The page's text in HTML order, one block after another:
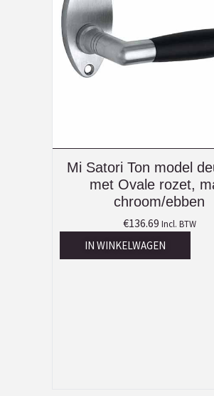
Mi Satori Ton model
met Ovale rozet,
chroom/ebben
€136.69 Incl. BTW
IN WINKELWAGEN